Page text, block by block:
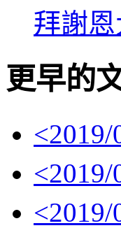
拜謝
更早的
<2019/
<2019/
<2019/